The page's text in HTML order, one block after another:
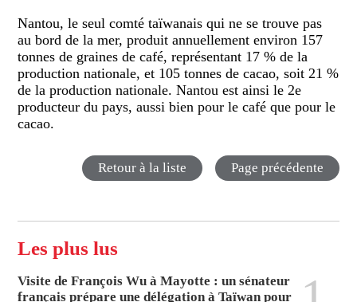
Nantou, le seul comté taïwanais qui ne se trouve pas
au bord de la mer, produit annuellement environ 157
tonnes de graines de café, représentant 17 % de la
production nationale, et 105 tonnes de cacao, soit 21 %
de la production nationale. Nantou est ainsi le 2e
producteur du pays, aussi bien pour le café que pour le
cacao.
Retour à la liste Page précédente
Les plus lus
Visite de François Wu à Mayotte : un sénateur
français prépare une délégation à Taïwan pour